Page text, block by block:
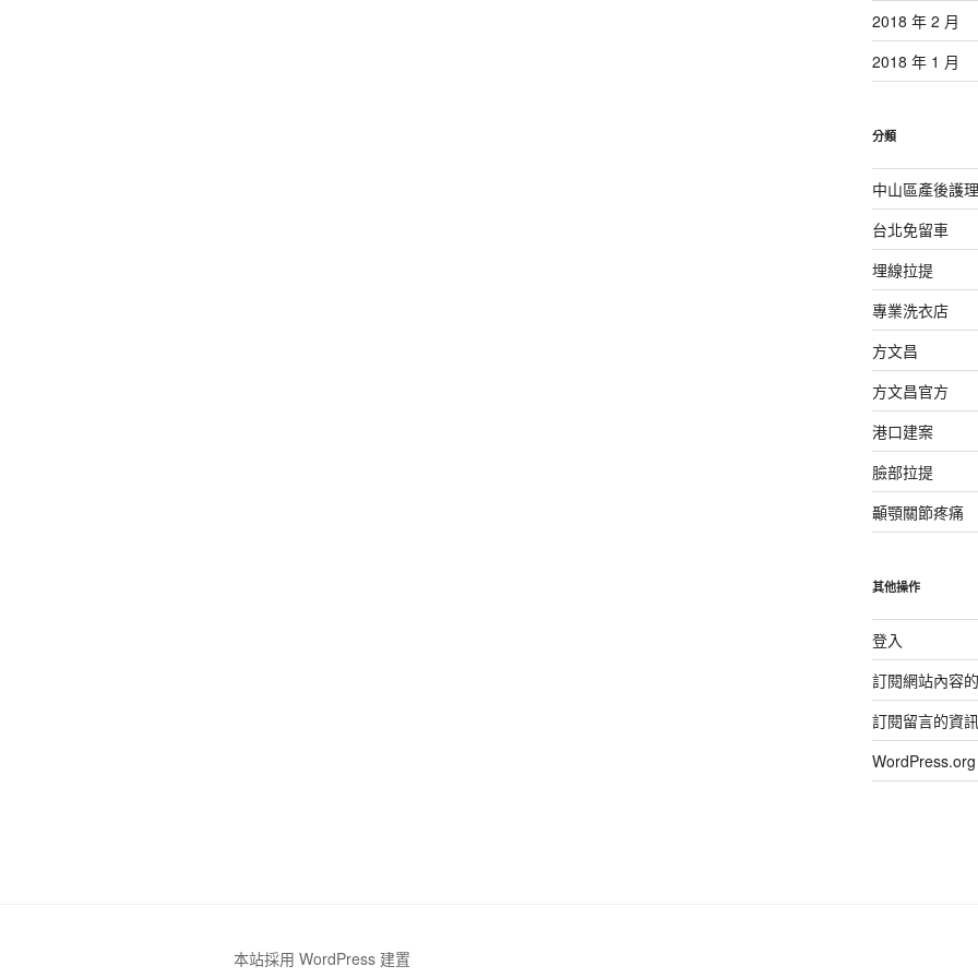
2018 年 2 月
2018 年 1 月
分類
中山區產後護
台北免留車
埋線拉提
專業洗衣店
方文昌
方文昌官方
港口建案
臉部拉提
顳顎關節疼痛
其他操作
登入
訂閱網站內容
訂閱留言的資
本站採用 WordPress 建置